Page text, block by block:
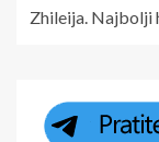
Zhileija. Najbolji